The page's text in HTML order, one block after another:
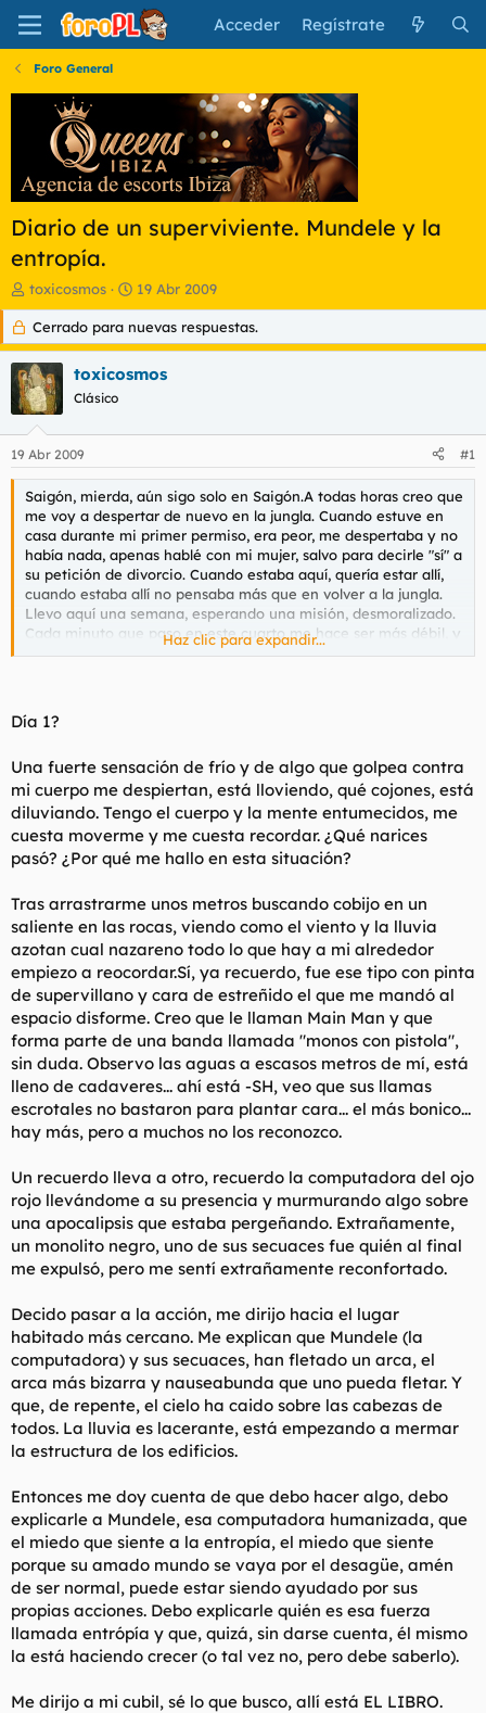
Acceder Regístrate
Foro General
Diario de un superviviente. Mundele y la
entropía.
I
n
c
i
a
d
o
d
e
l
t
e
m
a
toxicosmos
F
e
c
h
d
i
c
i
o
19 Abr 2009
Cerrado para nuevas respuestas.
toxicosmos
Clásico
19 Abr 2009 #1
Saigón, mierda, aún sigo solo en Saigón.A todas horas creo que
me voy a despertar de nuevo en la jungla. Cuando estuve en
casa durante mi primer permiso, era peor, me despertaba y no
había nada, apenas hablé con mi mujer, salvo para decirle "sí" a
su petición de divorcio. Cuando estaba aquí, quería estar allí,
cuando estaba allí no pensaba más que en volver a la jungla.
Llevo aquí una semana, esperando una misión, desmoralizado.
Cada minuto que paso en este cuarto me hace ser más débil, y
cada minuto que pasa, Charlie, como llamamos al Vietcong, se
que desean, y yo quería una misión, y por mis pecados me
dieron una.
Apocalypse Now, Francis Ford Coppola
Haz clic para expandir...
Día 1?
Una fuerte sensación de frío y de algo que golpea contra
mi cuerpo me despiertan, está lloviendo, qué cojones, está
diluviando. Tengo el cuerpo y la mente entumecidos, me
cuesta moverme y me cuesta recordar. ¿Qué narices
pasó? ¿Por qué me hallo en esta situación?
Tras arrastrarme unos metros buscando cobijo en un
saliente en las rocas, viendo como el viento y la lluvia
azotan cual nazareno todo lo que hay a mi alrededor
empiezo a reocordar.Sí, ya recuerdo, fue ese tipo con pinta
de supervillano y cara de estreñido el que me mandó al
espacio disforme. Creo que le llaman Main Man y que
forma parte de una banda llamada "monos con pistola",
sin duda. Observo las aguas a escasos metros de mí, está
lleno de cadaveres... ahí está -SH, veo que sus llamas
escrotales no bastaron para plantar cara... el más bonico...
hay más, pero a muchos no los reconozco.
Un recuerdo lleva a otro, recuerdo la computadora del ojo
rojo llevándome a su presencia y murmurando algo sobre
una apocalipsis que estaba pergeñando. Extrañamente,
un monolito negro, uno de sus secuaces fue quién al final
me expulsó, pero me sentí extrañamente reconfortado.
Decido pasar a la acción, me dirijo hacia el lugar
habitado más cercano. Me explican que Mundele (la
computadora) y sus secuaces, han fletado un arca, el
arca más bizarra y nauseabunda que uno pueda fletar. Y
que, de repente, el cielo ha caido sobre las cabezas de
todos. La lluvia es lacerante, está empezando a mermar
la estructura de los edificios.
Entonces me doy cuenta de que debo hacer algo, debo
explicarle a Mundele, esa computadora humanizada, que
el miedo que siente a la entropía, el miedo que siente
porque su amado mundo se vaya por el desagüe, amén
de ser normal, puede estar siendo ayudado por sus
propias acciones. Debo explicarle quién es esa fuerza
llamada entrópía y que, quizá, sin darse cuenta, él mismo
la está haciendo crecer (o tal vez no, pero debe saberlo).
Me dirijo a mi cubil, sé lo que busco, allí está EL LIBRO.